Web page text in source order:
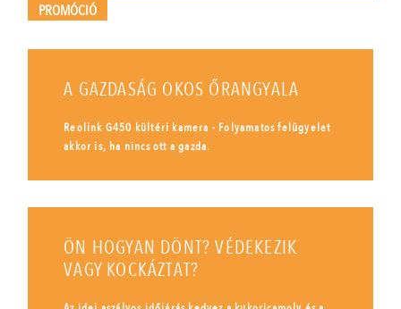
PROMÓCIÓ
A GAZDASÁG OKOS ŐRANGYALA
Reolink G450 kültéri kamera - Folyamatos felügyelet
akkor is, ha nincs ott a gazda.
ÖN HOGYAN DÖNT? VÉDEKEZIK
VAGY KOCKÁZTAT?